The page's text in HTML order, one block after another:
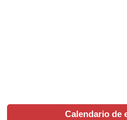
Calendario de